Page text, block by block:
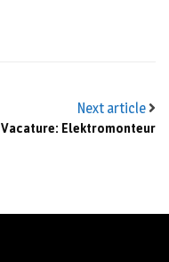
Next article
Vacature: Elektromonteur